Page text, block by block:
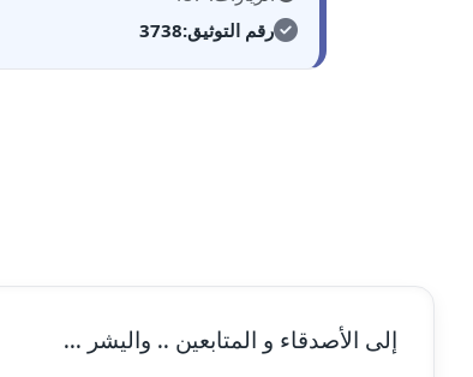
مدونة أحمد عبد الفتاح
مدونة اسراء كمال عاملة
مدونة اسلام أبو علم عاملة
رقم التوثيق:3738
إلى الأصدقاء و المتابعين .. واليشر ...